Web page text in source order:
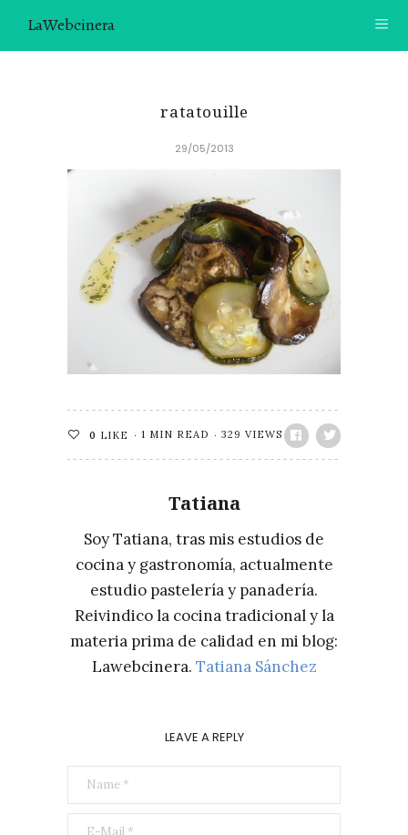
LaWebcinera
CONTACTO
¿TE GUSTARÍA UNIRTE A NUESTRA AVENTURA GASTRON
ÚNETE A LA NEWSLETTER
RECOMENDACIONES
ratatouille
29/05/2013
0 LIKE 1 MIN READ 329 VIEWS
Tatiana
Soy Tatiana, tras mis estudios de
cocina y gastronomía, actualmente
estudio pastelería y panadería.
Reivindico la cocina tradicional y la
materia prima de calidad en mi blog:
Lawebcinera. Tatiana Sánchez
LEAVE A REPLY